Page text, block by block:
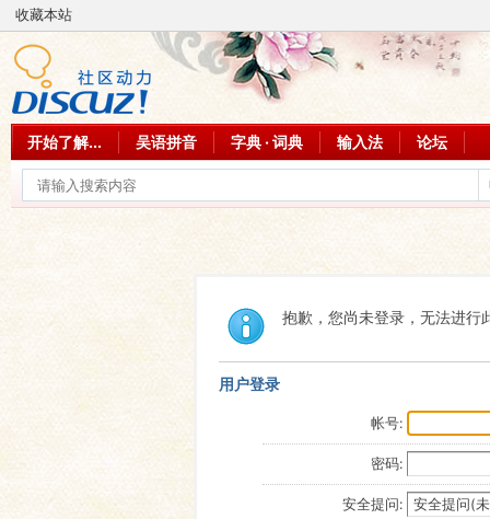
收藏本站
开始了解... 吴语拼音 字典 · 词典 输入法 论坛
抱歉，您尚未登录，无法进行
用户登录
帐号:
密码:
安全提问: